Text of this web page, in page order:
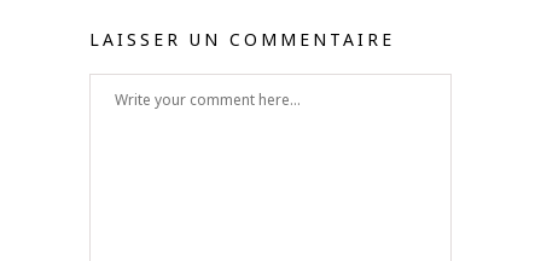
LAISSER UN COMMENTAIRE